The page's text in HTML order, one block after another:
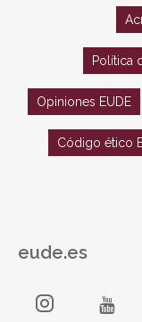
Política
Opiniones EUDE
Código ético
eude.es